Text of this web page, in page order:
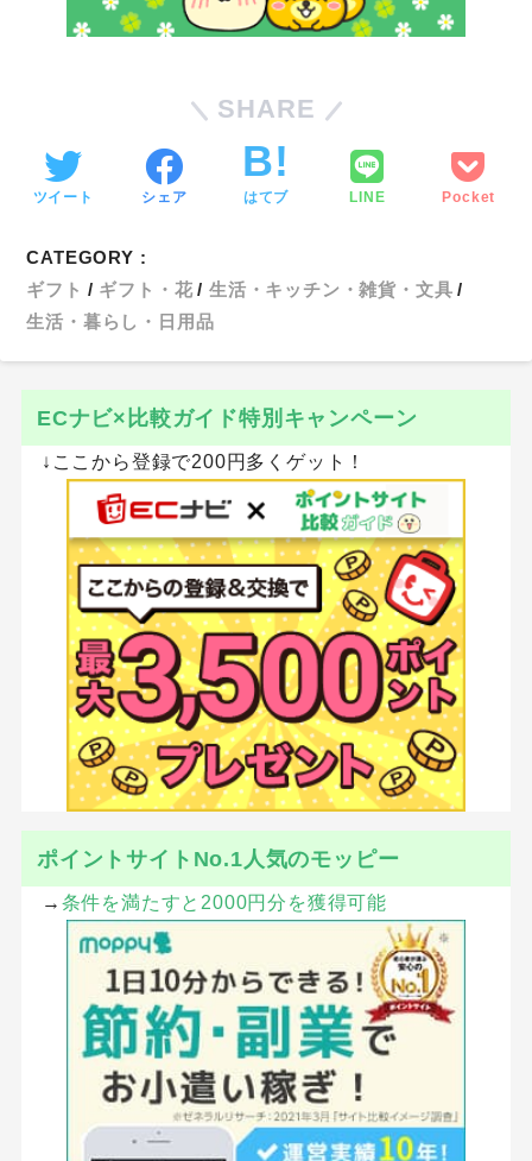
SHARE
ツイート シェア はてブ LINE Pocket
CATEGORY :
ギフト
ギフト・花
生活・キッチン・雑貨・文具
生活・暮らし・日用品
ECナビ×比較ガイド特別キャンペーン
↓ここから登録で200円多くゲット！
ポイントサイトNo.1人気のモッピー
→ 条件を満たすと2000円分を獲得可能